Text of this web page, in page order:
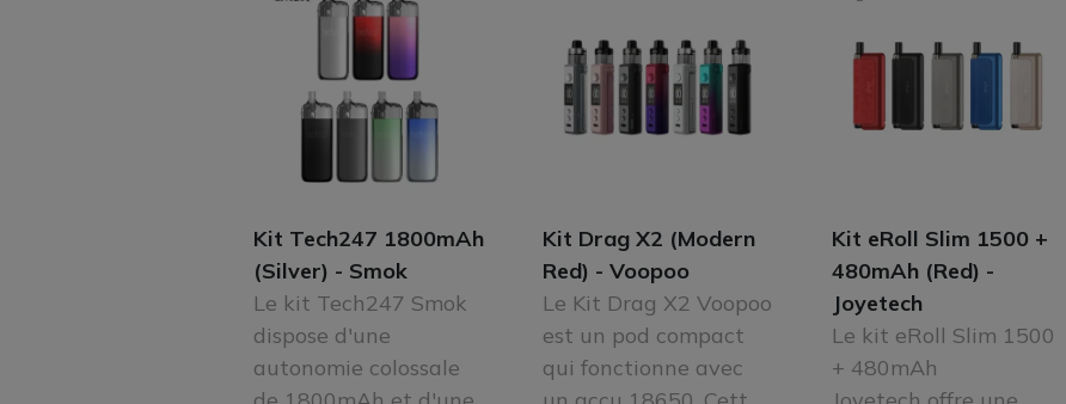
Kit Tech247 1800mAh
(Silver) - Smok
Le kit Tech247 Smok
dispose d'une
autonomie colossale
Kit Drag X2 (Modern
Red) - Voopoo
Le Kit Drag X2 Voopoo
est un pod compact
qui fonctionne avec
Kit eRoll Slim 1500 +
480mAh (Red) -
Joyetech
Le kit eRoll Slim 1500
+ 480mAh